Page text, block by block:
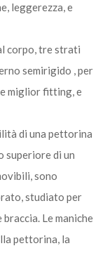
leggerezza, e
corpo, tre strati
semirigido , per
miglior fitting, e
di una pettorina
superiore di un
sono
studiato per
Le maniche
pettorina, la